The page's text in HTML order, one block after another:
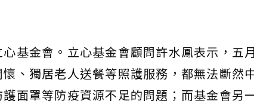
基金會。立心基金會顧問許水鳳表示，五
、獨居老人送餐等照護服務，都無法斷然
面罩等防疫資源不足的問題；而基金會另